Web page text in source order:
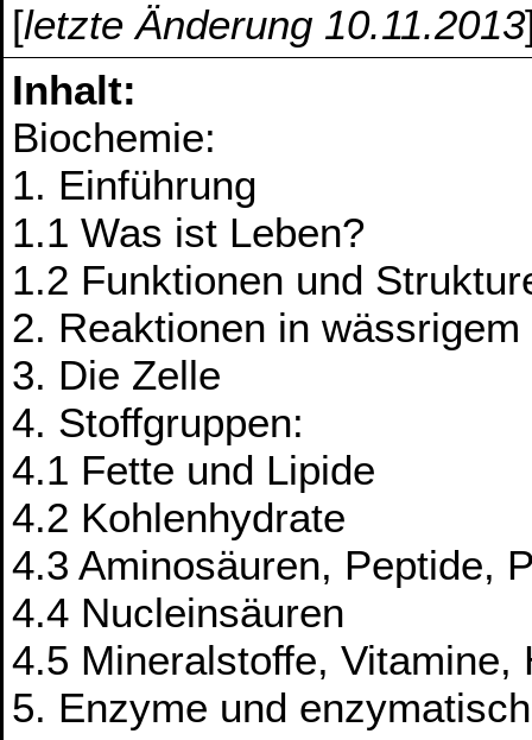
[letzte Änderung 10.11.2013
Inhalt:
Biochemie:
1. Einführung
1.1 Was ist Leben?
1.2 Funktionen und
2. Reaktionen in
3. Die Zelle
4. Stoffgruppen:
4.1 Fette und Lipide
4.2 Kohlenhydrate
4.3 Aminosäuren, Peptide,
4.4 Nucleinsäuren
4.5 Mineralstoffe, Vitamine,
5. Enzyme und